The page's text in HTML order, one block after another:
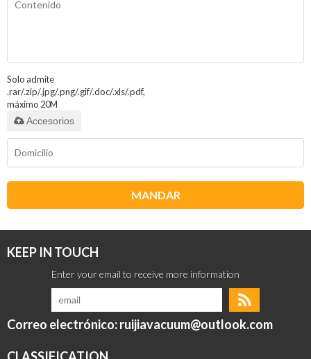
Solo admite
.rar/.zip/.jpg/.png/.gif/.doc/.xls/.pdf,
máximo 20M
Accesorios
MANDAR
KEEP IN TOUCH
Correo electrónico: ruijiavacuum@outlook.com